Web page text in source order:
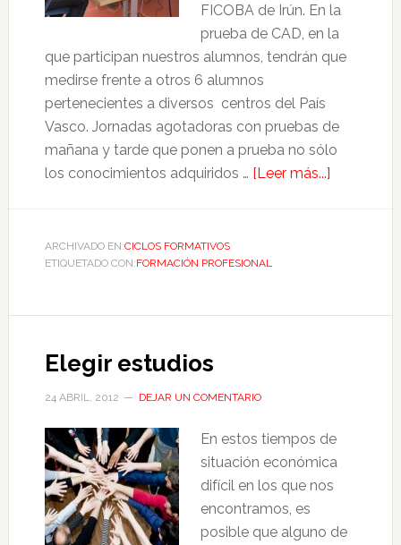
FICOBA de Irún. En la
prueba de CAD, en la
que participan nuestros alumnos, tendrán que
medirse frente a otros 6 alumnos
pertenecientes a diversos centros del País
Vasco. Jornadas agotadoras con pruebas de
mañana y tarde que ponen a prueba no sólo
los conocimientos adquiridos … [Leer más...]
ARCHIVADO EN:CICLOS FORMATIVOS
ETIQUETADO CON:FORMACIÓN PROFESIONAL
Elegir estudios
24 ABRIL, 2012 DEJAR UN COMENTARIO
En estos tiempos de
situación económica
difícil en los que nos
encontramos, es
posible que alguno de